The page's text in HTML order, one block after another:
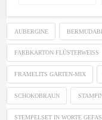
AUBERGINE
FARBKARTON FLÜSTERWEISS
FRAMELITS GARTEN-MIX
SCHOKOBRAUN
STEMPELSET IN WORTE